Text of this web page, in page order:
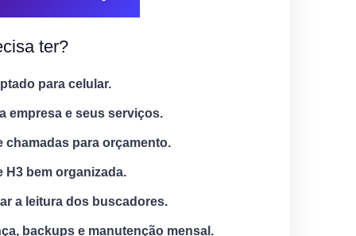
ter?
para celular.
empresa e seus serviços.
chamadas para orçamento.
H3 bem organizada.
a leitura dos buscadores.
backups e manutenção mensal.